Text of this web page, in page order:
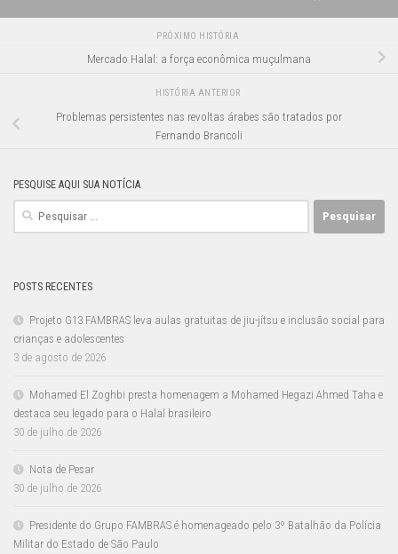
PRÓXIMO HISTÓRIA
Mercado Halal: a força econômica muçulmana
HISTÓRIA ANTERIOR
Problemas persistentes nas revoltas árabes são tratados por
Fernando Brancoli
PESQUISE AQUI SUA NOTÍCIA
Pesquisar
POSTS RECENTES
Projeto G13 FAMBRAS leva aulas gratuitas de jiu-jítsu e inclusão social para
crianças e adolescentes
3 de agosto de 2026
Mohamed El Zoghbi presta homenagem a Mohamed Hegazi Ahmed Taha e
destaca seu legado para o Halal brasileiro
30 de julho de 2026
Nota de Pesar
30 de julho de 2026
Presidente do Grupo FAMBRAS é homenageado pelo 3º Batalhão da Polícia
Militar do Estado de São Paulo